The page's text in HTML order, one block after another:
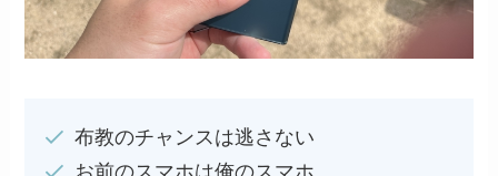
布教のチャンスは逃さない
お前のスマホは俺のスマホ